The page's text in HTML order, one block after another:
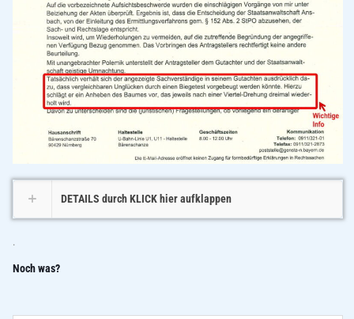
DETAILS durch KLICK hier aufklappen
.
Noch was?